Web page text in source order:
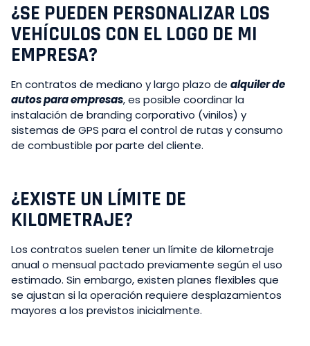
¿SE PUEDEN PERSONALIZAR LOS
VEHÍCULOS CON EL LOGO DE MI
EMPRESA?
En contratos de mediano y largo plazo de alquiler de
autos para empresas, es posible coordinar la
instalación de branding corporativo (vinilos) y
sistemas de GPS para el control de rutas y consumo
de combustible por parte del cliente.
¿EXISTE UN LÍMITE DE
KILOMETRAJE?
Los contratos suelen tener un límite de kilometraje
anual o mensual pactado previamente según el uso
estimado. Sin embargo, existen planes flexibles que
se ajustan si la operación requiere desplazamientos
mayores a los previstos inicialmente.